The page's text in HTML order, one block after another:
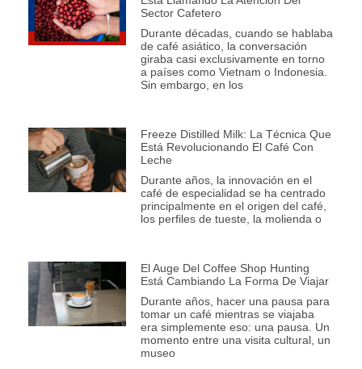
Sector Cafetero
Durante décadas, cuando se hablaba
de café asiático, la conversación
giraba casi exclusivamente en torno
a países como Vietnam o Indonesia.
Sin embargo, en los
Freeze Distilled Milk: La Técnica Que
Está Revolucionando El Café Con
Leche
Durante años, la innovación en el
café de especialidad se ha centrado
principalmente en el origen del café,
los perfiles de tueste, la molienda o
El Auge Del Coffee Shop Hunting
Está Cambiando La Forma De Viajar
Durante años, hacer una pausa para
tomar un café mientras se viajaba
era simplemente eso: una pausa. Un
momento entre una visita cultural, un
museo